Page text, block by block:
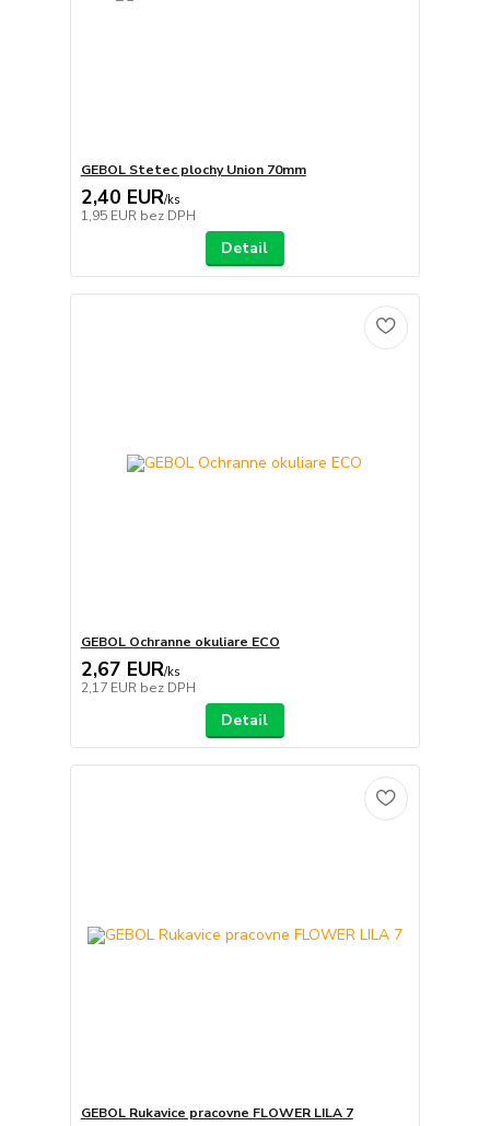
GEBOL Stetec plochy Union 70mm
2,40 EUR/ks
1,95 EUR bez DPH
Detail
GEBOL Ochranne okuliare ECO
2,67 EUR/ks
2,17 EUR bez DPH
Detail
GEBOL Rukavice pracovne FLOWER LILA 7